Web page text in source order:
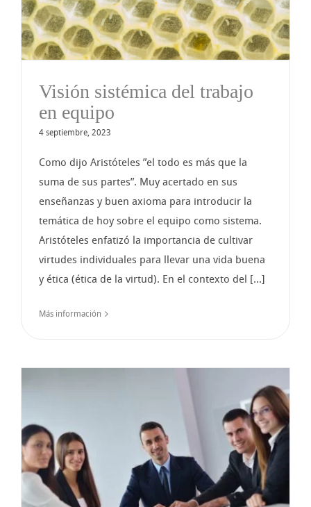
Visión sistémica del trabajo
en equipo
4 septiembre, 2023
Como dijo Aristóteles ”el todo es más que la
suma de sus partes”. Muy acertado en sus
enseñanzas y buen axioma para introducir la
temática de hoy sobre el equipo como sistema.
Aristóteles enfatizó la importancia de cultivar
virtudes individuales para llevar una vida buena
y ética (ética de la virtud). En el contexto del [...]
Más información